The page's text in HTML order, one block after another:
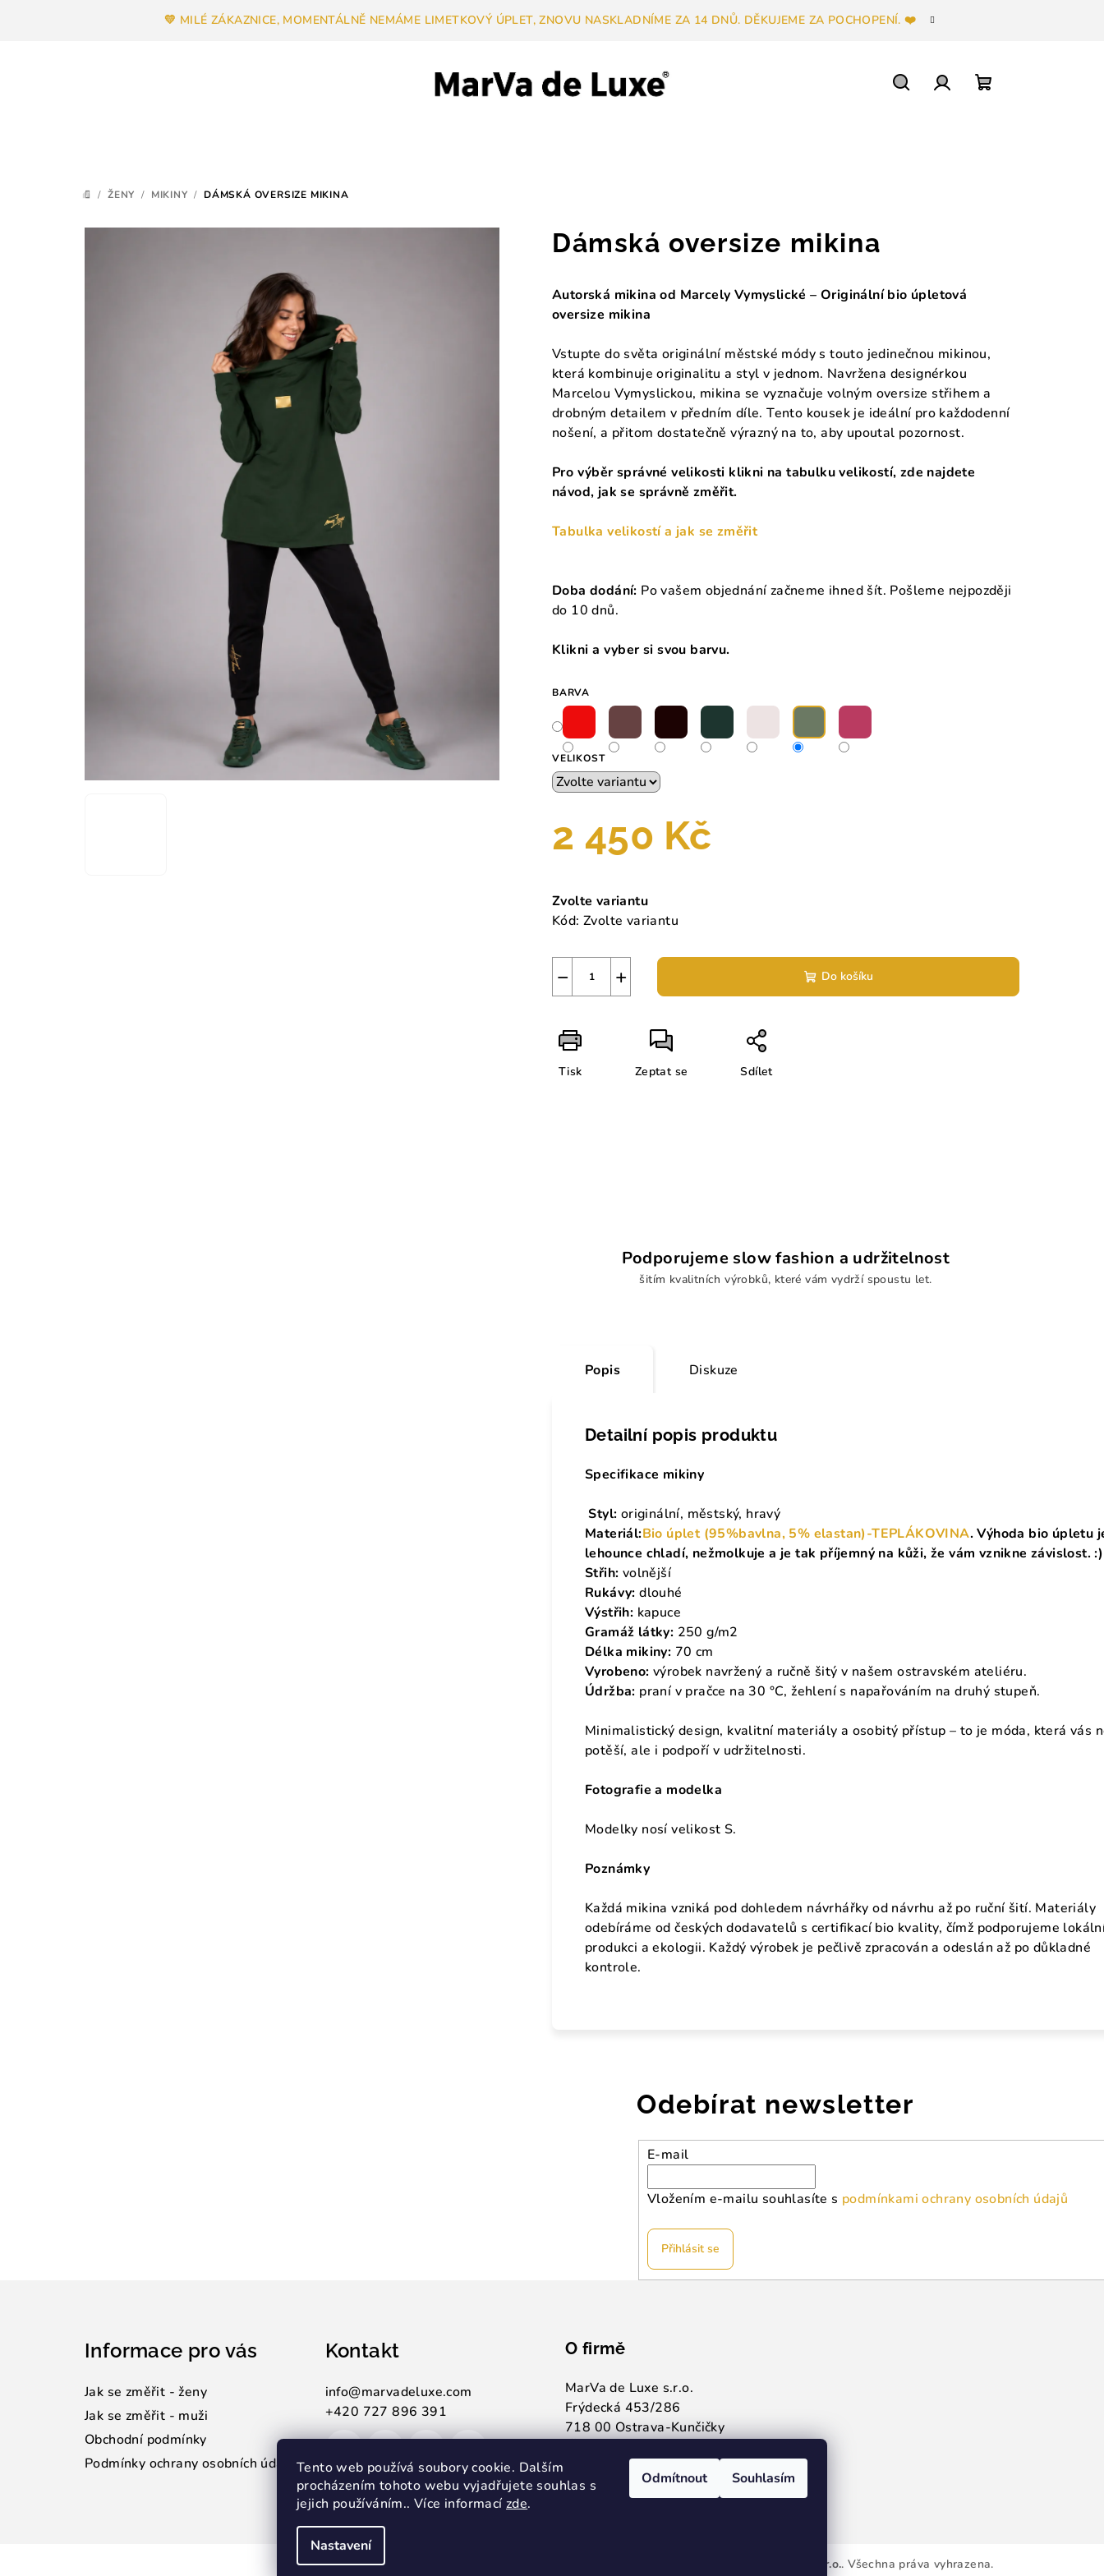
Tento web používá soubory cookie. Dalším
procházením tohoto webu vyjadřujete souhlas s
jejich používáním.. Více informací zde.
Nastavení
Odmítnout Souhlasím
💛 MILÉ ZÁKAZNICE, MOMENTÁLNĚ NEMÁME LIMETKOVÝ ÚPLET, ZNOVU NASKLADNÍME ZA 14 DNŮ. DĚKUJEME ZA POCHOPENÍ. ❤️
DOMŮ
/ ŽENY / MIKINY / DÁMSKÁ OVERSIZE MIKINA
Dámská oversize mikina
Autorská mikina od Marcely Vymyslické – Originální bio úpletová
oversize mikina
Vstupte do světa originální městské módy s touto jedinečnou mikinou,
která kombinuje originalitu a styl v jednom. Navržena designérkou
Marcelou Vymyslickou, mikina se vyznačuje volným oversize střihem a
drobným detailem v předním díle. Tento kousek je ideální pro každodenní
nošení, a přitom dostatečně výrazný na to, aby upoutal pozornost.
Pro výběr správné velikosti klikni na tabulku velikostí, zde najdete
návod, jak se správně změřit.
Tabulka velikostí a jak se změřit
Doba dodání: Po vašem objednání začneme ihned šít. Pošleme nejpozději
do 10 dnů.
Klikni a vyber si svou barvu.
BARVA
VELIKOST
2 450 Kč
cena:
Zvolte variantu
Kód: Zvolte variantu
+
− Do košíku
Tisk Zeptat se Sdílet
Podporujeme slow fashion a udržitelnost
šitím kvalitních výrobků, které vám vydrží spoustu let.
Popis Diskuze
Detailní popis produktu
Specifikace mikiny
Styl: originální, městský, hravý
Materiál:Bio úplet (95%bavlna, 5% elastan)-TEPLÁKOVINA. Výhoda bio úpletu
lehounce chladí, nežmolkuje a je tak příjemný na kůži, že vám vznikne závislost. :)
Střih: volnější
Rukávy: dlouhé
Výstřih: kapuce
Gramáž látky: 250 g/m2
Délka mikiny: 70 cm
Vyrobeno: výrobek navržený a ručně šitý v našem ostravském ateliéru.
Údržba: praní v pračce na 30 °C, žehlení s napařováním na druhý stupeň.
Minimalistický design, kvalitní materiály a osobitý přístup – to je móda, která vás
potěší, ale i podpoří v udržitelnosti.
Fotografie a modelka
Modelky nosí velikost S.
Poznámky
Každá mikina vzniká pod dohledem návrhářky od návrhu až po ruční šití. Materiály
odebíráme od českých dodavatelů s certifikací bio kvality, čímž podporujeme
produkci a ekologii. Každý výrobek je pečlivě zpracován a odeslán až po důkladné
kontrole.
Odebírat newsletter
E-mail
Vložením e-mailu souhlasíte s podmínkami ochrany osobních údajů
Přihlásit se
Informace pro vás
Jak se změřit - ženy
Jak se změřit - muži
Obchodní podmínky
Podmínky ochrany osobních údajů
Kontakt
info@marvadeluxe.com
+420 727 896 391
O firmě
MarVa de Luxe s.r.o.
Frýdecká 453/286
718 00 Ostrava-Kunčičky
Nejsme plátci DPH.
MarVa de Luxe, s.r.o.. Všechna práva vyhrazena.